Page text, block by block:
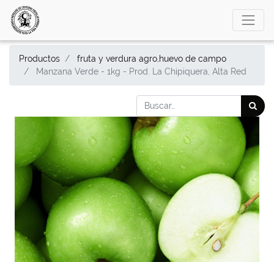
Productos
fruta y verdura agro,huevo de campo
Manzana Verde - 1kg - Prod. La Chipiquera, Alta Red